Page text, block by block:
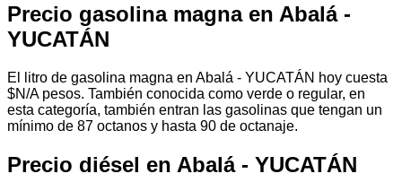
Precio gasolina magna en Abalá -
YUCATÁN
El litro de gasolina magna en Abalá - YUCATÁN hoy cuesta
$N/A pesos. También conocida como verde o regular, en
esta categoría, también entran las gasolinas que tengan un
mínimo de 87 octanos y hasta 90 de octanaje.
Precio diésel en Abalá - YUCATÁN